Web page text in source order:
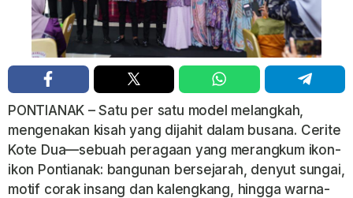
PONTIANAK – Satu per satu model melangkah,
mengenakan kisah yang dijahit dalam busana. Cerite
Kote Dua—sebuah peragaan yang merangkum ikon-
ikon Pontianak: bangunan bersejarah, denyut sungai,
motif corak insang dan kalengkang, hingga warna-